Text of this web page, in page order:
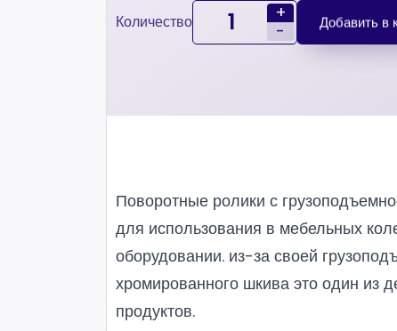
Количество
+
-
Добавить в
Поворотные ролики с
для использования в мебельных
оборудовании. из-за своей
хромированного шкива это один из
продуктов.